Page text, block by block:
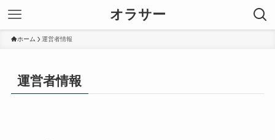
オラサー
ホーム 運営者情報
運営者情報